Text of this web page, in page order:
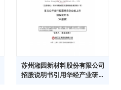
苏州湘园新材料股份有限公司
招股说明书引用华经产业研究